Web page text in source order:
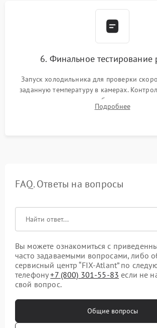
6. Финальное тестирование
Запуск холодильника для проверки
заданную температуру в камерах.
компрессора, отсутствия обмерзания
срабатывания системыПодробнее
FAQ. Ответы на вопросы
Вы можете ознакомиться с
часто задаваемыми вопросами, либо
сервисный центр “FIX-Atlant” по
телефону+7 (800) 301-55-83 если не
свой вопрос.
Общие вопросы